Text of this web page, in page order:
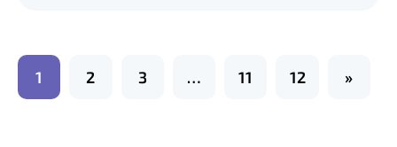
П
1 2 3 … 11 12 »